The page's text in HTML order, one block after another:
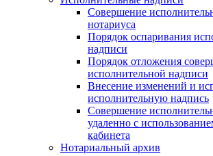
Совершение
нотариуса
Порядок оспаривания
надписи
Порядок отложения
исполнительной надписи
Внесение изменений и
исполнительную надпись
Совершение
удаленно с
кабинета
Нотариальный архив